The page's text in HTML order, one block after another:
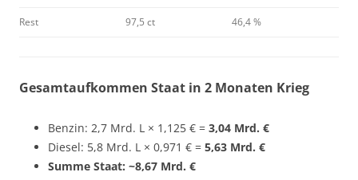
Rest 97,5 ct 46,4 %
Gesamtaufkommen Staat in 2 Monaten Krieg
Benzin: 2,7 Mrd. L × 1,125 € = 3,04 Mrd. €
Diesel: 5,8 Mrd. L × 0,971 € = 5,63 Mrd. €
Summe Staat: ~8,67 Mrd. €